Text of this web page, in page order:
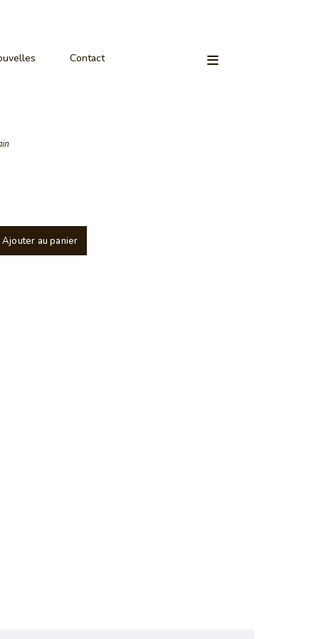
Contact
Ajouter au panier